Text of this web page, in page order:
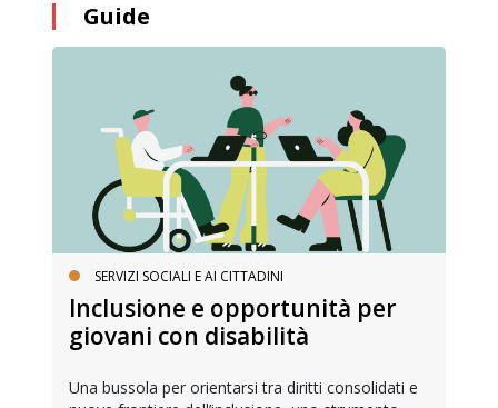
Guide
SERVIZI SOCIALI E AI CITTADINI
Inclusione e opportunità per
giovani con disabilità
Una bussola per orientarsi tra diritti consolidati e